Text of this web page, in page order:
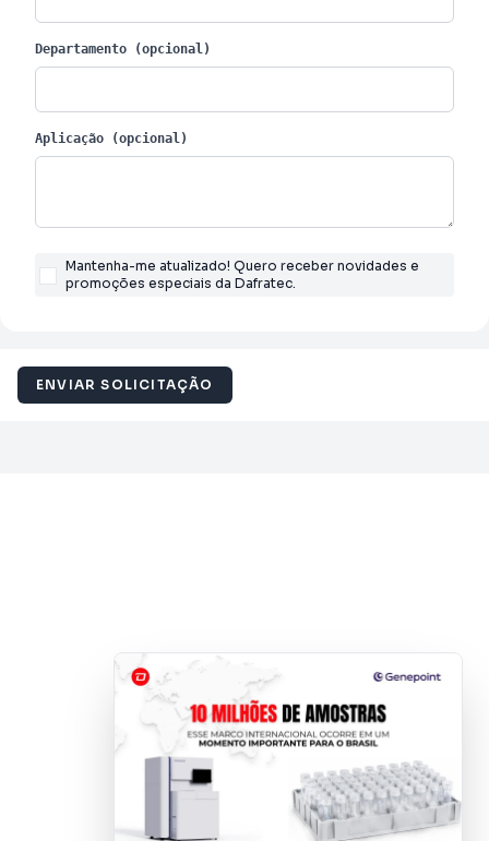
Departamento (opcional)
Aplicação (opcional)
Mantenha-me atualizado! Quero receber novidades e
promoções especiais da Dafratec.
ENVIAR SOLICITAÇÃO